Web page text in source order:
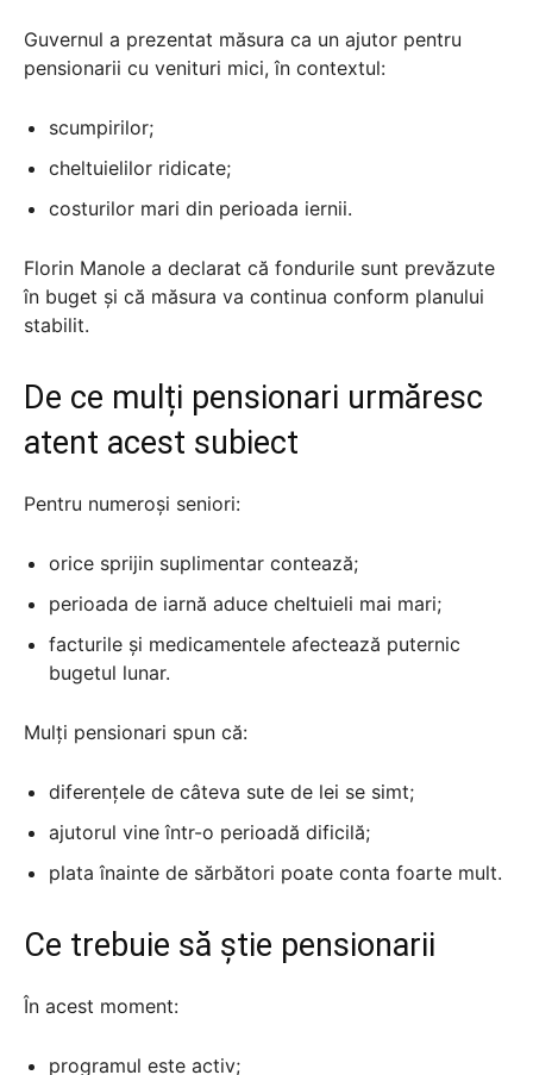
Guvernul a prezentat măsura ca un ajutor pentru
pensionarii cu venituri mici, în contextul:
scumpirilor;
cheltuielilor ridicate;
costurilor mari din perioada iernii.
Florin Manole a declarat că fondurile sunt prevăzute
în buget și că măsura va continua conform planului
stabilit.
De ce mulți pensionari urmăresc
atent acest subiect
Pentru numeroși seniori:
orice sprijin suplimentar contează;
perioada de iarnă aduce cheltuieli mai mari;
facturile și medicamentele afectează puternic
bugetul lunar.
Mulți pensionari spun că:
diferențele de câteva sute de lei se simt;
ajutorul vine într-o perioadă dificilă;
plata înainte de sărbători poate conta foarte mult.
Ce trebuie să știe pensionarii
În acest moment:
programul este activ;